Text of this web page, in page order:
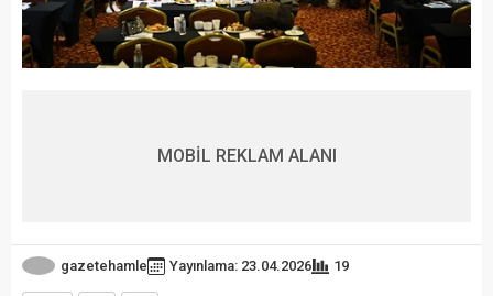
MOBİL REKLAM ALANI
gazetehamle Yayınlama: 23.04.2026 19